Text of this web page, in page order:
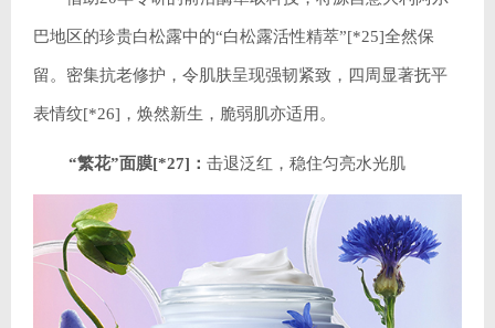
巴地区的珍贵白松露中的“白松露活性精萃”[*25]全然保
留。密集抗老修护，令肌肤呈现强韧紧致，四周显著抚平
表情纹[*26]，焕然新生，脆弱肌亦适用。
“繁花”面膜[*27]： 击退泛红，稳住匀亮水光肌